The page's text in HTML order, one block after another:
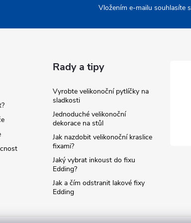
Vložením e-mailu souhlasíte s
Rady a tipy
Vyrobte velikonoční pytlíčky na
sladkosti
Jednoduché velikonoční
dekorace na stůl
Jak nazdobit velikonoční kraslice
fixami?
Jaký vybrat inkoust do fixu
Edding?
Jak a čím odstranit lakové fixy
Edding